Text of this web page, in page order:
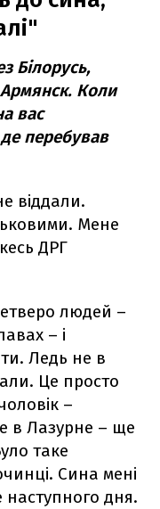
Білорусь,
Коли
вас
перебував
віддали.
Мене
ДРГ
людей –
– і
Ледь не в
Це просто
–
в Лазурне – ще
таке
Сина мені
дня.